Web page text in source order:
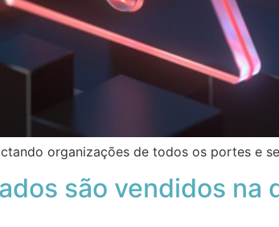
organizações de todos os portes e
são vendidos na